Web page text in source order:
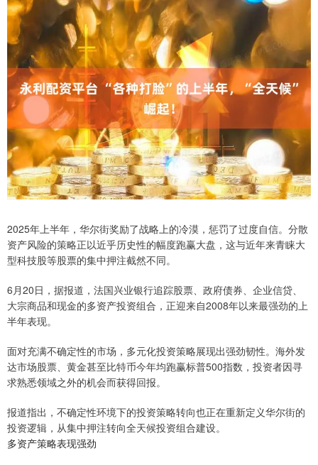
2025年上半年，华尔街奖励了战略上的冷漠，惩罚了过度自信。分散
资产风险的策略正以近乎历史性的幅度跑赢大盘，这与近年来青睐大
型科技股等股票的集中押注截然不同。
6月20日，据报道，法国兴业银行追踪股票、政府债券、企业信贷、
大宗商品和现金的多资产投资组合，正迎来自2008年以来最强劲的上
半年表现。
面对充满不确定性的市场，多元化投资策略展现出强劲韧性。海外发
达市场股票、黄金甚至比特币今年均跑赢标普500指数，投资者因寻
求熟悉领域之外的机会而获得回报。
报道指出，不确定性环境下的投资策略转向也正在重新定义华尔街的
投资逻辑，从集中押注转向全天候投资组合建设。
多资产策略表现强劲